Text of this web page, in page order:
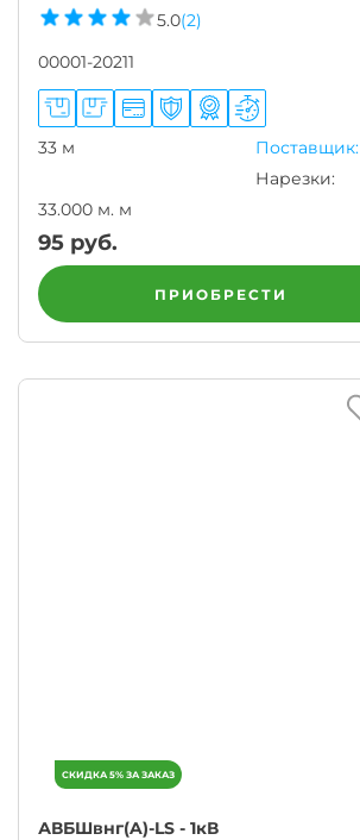
5.0(2)
00001-20211
33 м
Поставщик:
Нарезки:
33.000 м. м
95 руб.
ПРИОБРЕСТИ
АВБШвнг(A)-LS - 1кВ